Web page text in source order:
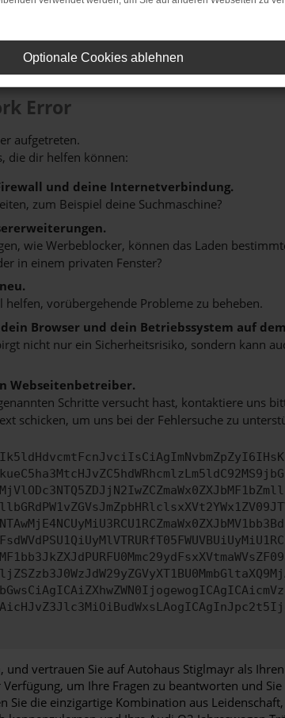
Error
aufgetreten.
die dir helfen können:
und deine Internetverbindung.
zum Beispiel deine Suchmaschine?
wie Werbeblocker, können das Laden
in einem privaten Fenster?
helfen, vorübergehende Probleme zu beheben.
Browser und dein Betriebssystem auf
nicht nur ein Sicherheitsrisiko, sondern kann
Webseitenbetreiber.
Schritte versucht hast, kontaktiere uns
schicken, um uns bei der Fehlersuche zu
vertrauen Sie auf Autohaus Stiglmayr als
um Ihre Fragen zu beantworten und
die einzigartige Kombination aus
Optionale Cookies ablehnen